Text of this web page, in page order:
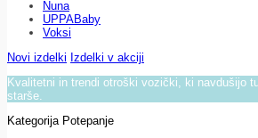
Nuna
UPPABaby
Voksi
Novi izdelki Izdelki v akciji
Kvalitetni in trendi otroški vozički, ki navdušijo
starše.
Kategorija Potepanje